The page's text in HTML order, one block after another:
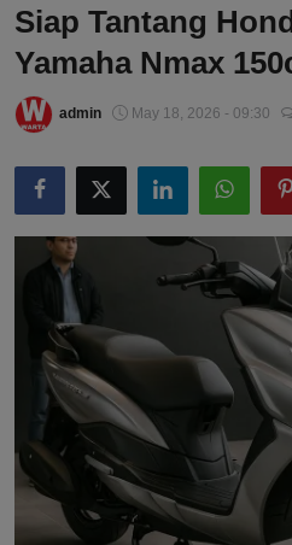
Siap Tantang
Yamaha Nmax
admin May 18, 2026 - 09:30